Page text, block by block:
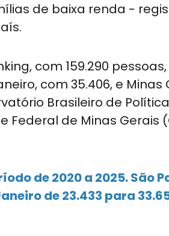
de baixa renda -
com 159.290
com 35.406, e Minas
Brasileiro de
Federal de Minas Gerais
de 2020 a 2025. São
de 23.433 para